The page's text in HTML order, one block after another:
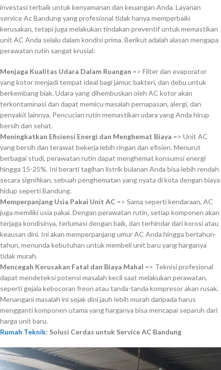
investasi terbaik untuk kenyamanan dan keuangan Anda. Layanan
service Ac Bandung yang profesional tidak hanya memperbaiki
kerusakan, tetapi juga melakukan tindakan preventif untuk memastikan
unit AC Anda selalu dalam kondisi prima. Berikut adalah alasan mengapa
perawatan rutin sangat krusial:
Menjaga Kualitas Udara Dalam Ruangan => Filter dan evaporator
yang kotor menjadi tempat ideal bagi jamur, bakteri, dan debu untuk
berkembang biak. Udara yang dihembuskan oleh AC kotor akan
terkontaminasi dan dapat memicu masalah pernapasan, alergi, dan
penyakit lainnya. Pencucian rutin memastikan udara yang Anda hirup
bersih dan sehat.
Meningkatkan Efisiensi Energi dan Menghemat Biaya => Unit AC
yang bersih dan terawat bekerja lebih ringan dan efisien. Menurut
berbagai studi, perawatan rutin dapat menghemat konsumsi energi
hingga 15-25%. Ini berarti tagihan listrik bulanan Anda bisa lebih rendah
secara signifikan, sebuah penghematan yang nyata di kota dengan biaya
hidup seperti Bandung.
Memperpanjang Usia Pakai Unit AC => Sama seperti kendaraan, AC
juga memiliki usia pakai. Dengan perawatan rutin, setiap komponen akan
terjaga kondisinya, terlumasi dengan baik, dan terhindar dari korosi atau
keausan dini. Ini akan memperpanjang umur AC Anda hingga bertahun-
tahun, menunda kebutuhan untuk membeli unit baru yang harganya
tidak murah.
Mencegah Kerusakan Fatal dan Biaya Mahal => Teknisi profesional
dapat mendeteksi potensi masalah kecil saat melakukan perawatan,
seperti gejala kebocoran freon atau tanda-tanda kompresor akan rusak.
Menangani masalah ini sejak dini jauh lebih murah daripada harus
mengganti komponen utama yang harganya bisa mencapai separuh dari
harga unit baru.
Rumah Teknik: Solusi Cerdas untuk Service AC Bandung